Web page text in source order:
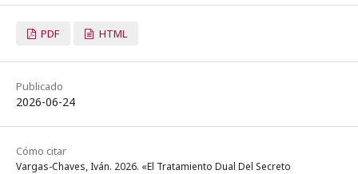
PDF HTML
Publicado
2026-06-24
Cómo citar
Vargas-Chaves, Iván. 2026. «El Tratamiento Dual Del Secreto